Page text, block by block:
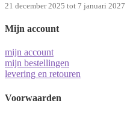
21 december 2025 tot 7 januari 2027
Mijn account
mijn account
mijn bestellingen
levering en retouren
Voorwaarden